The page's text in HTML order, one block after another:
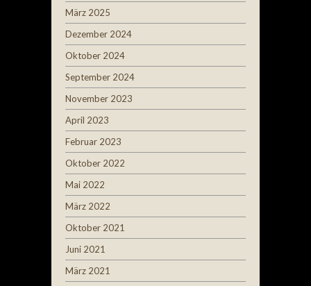
März 2025
Dezember 2024
Oktober 2024
September 2024
November 2023
April 2023
Februar 2023
Oktober 2022
Mai 2022
März 2022
Oktober 2021
Juni 2021
März 2021